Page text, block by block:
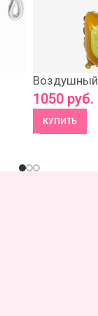
1050 руб.
КУПИТЬ